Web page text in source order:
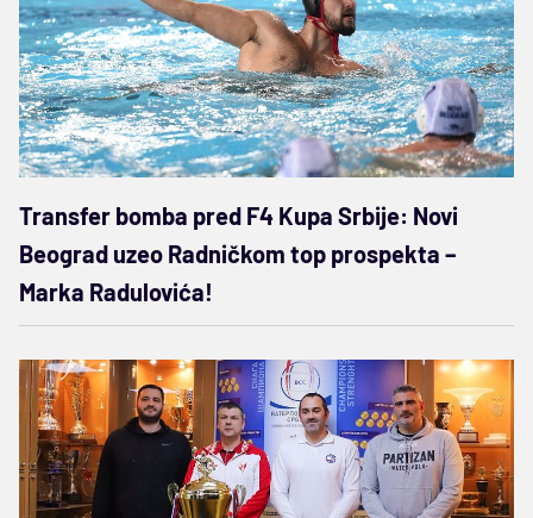
Transfer bomba pred F4 Kupa Srbije: Novi
Beograd uzeo Radničkom top prospekta –
Marka Radulovića!